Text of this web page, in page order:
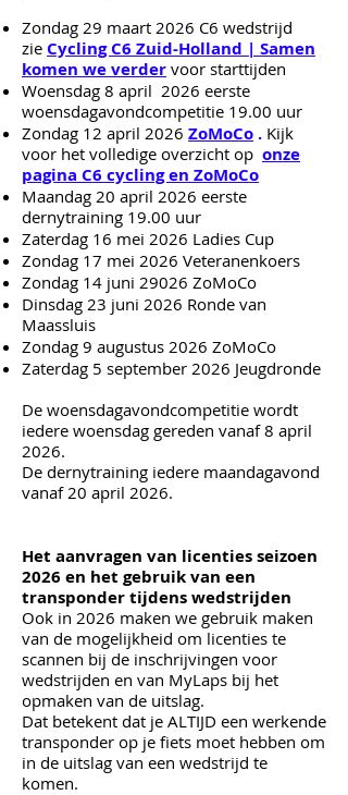
Zondag 29 maart 2026 C6 wedstrijd
zie Cycling C6 Zuid-Holland | Samen
komen we verder voor starttijden
Woensdag 8 april 2026 eerste
woensdagavondcompetitie 19.00 uur
Zondag 12 april 2026 ZoMoCo . Kijk
voor het volledige overzicht op onze
pagina C6 cycling en ZoMoCo
Maandag 20 april 2026 eerste
dernytraining 19.00 uur
Zaterdag 16 mei 2026 Ladies Cup
Zondag 17 mei 2026 Veteranenkoers
Zondag 14 juni 29026 ZoMoCo
Dinsdag 23 juni 2026 Ronde van
Maassluis
Zondag 9 augustus 2026 ZoMoCo
Zaterdag 5 september 2026 Jeugdronde
De woensdagavondcompetitie wordt
iedere woensdag gereden vanaf 8 april
2026.
De dernytraining iedere maandagavond
vanaf 20 april 2026.
Het aanvragen van licenties seizoen
2026 en het gebruik van een
transponder tijdens wedstrijden
Ook in 2026 maken we gebruik maken
van de mogelijkheid om licenties te
scannen bij de inschrijvingen voor
wedstrijden en van MyLaps bij het
opmaken van de uitslag.
Dat betekent dat je ALTIJD een werkende
transponder op je fiets moet hebben om
in de uitslag van een wedstrijd te
komen.